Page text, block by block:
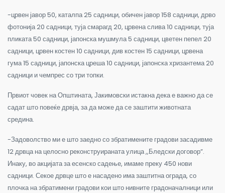
-црвен јавор 50, каталпа 25 садници, обичен јавор 158 садници, дрво
фотонија 20 садници, туја смарагд 20, црвена слива 10 садници, туја
пликата 50 садници, јапонска мушмула 5 садници, цветен пепел 20
садници, црвен костен 10 садници, див костен 15 садници, црвена
гума 15 садници, јапонска цреша 10 садници, јапонска хризантема 20
садници и чемпрес со три топки.
Првиот човек на Општината, Јакимовски истакна дека е важно да се
садат што повеќе дрвја, за да може да се заштити животната
средина.
-Задоволство ми е што заедно со збратимените градови засадивме
12 дрвца на целосно реконструираната улица ,,Бледски договор”.
Инаку, во акцијата за есенско садење, имаме преку 450 нови
садници. Секое дрвце што е насадено има заштитна ограда, со
плочка на збратимени градови кои што нивните градоначалници или